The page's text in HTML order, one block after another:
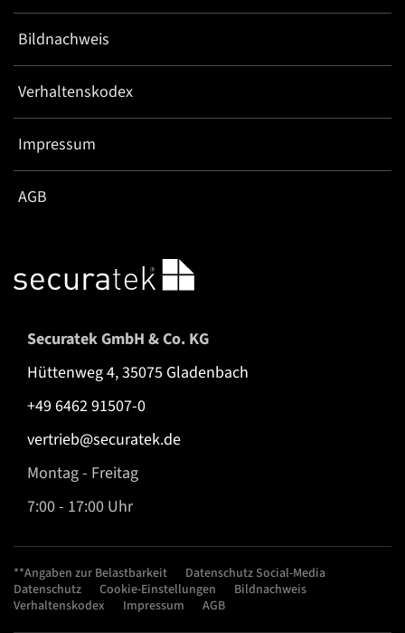
Bildnachweis
Verhaltenskodex
Impressum
AGB
Securatek GmbH & Co. KG
Hüttenweg 4, 35075 Gladenbach
+49 6462 91507-0
vertrieb@securatek.de
Montag - Freitag
7:00 - 17:00 Uhr
**Angaben zur Belastbarkeit
Datenschutz Social-Media
Datenschutz
Cookie-Einstellungen
Bildnachweis
Verhaltenskodex
Impressum AGB